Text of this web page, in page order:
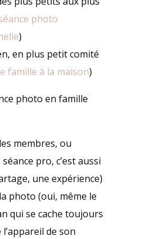
photo
)
en plus petit comité
famille à la maison)
photo en famille
membres, ou
pro, c’est aussi
une expérience)
photo (oui, même le
qui se cache toujours
de son